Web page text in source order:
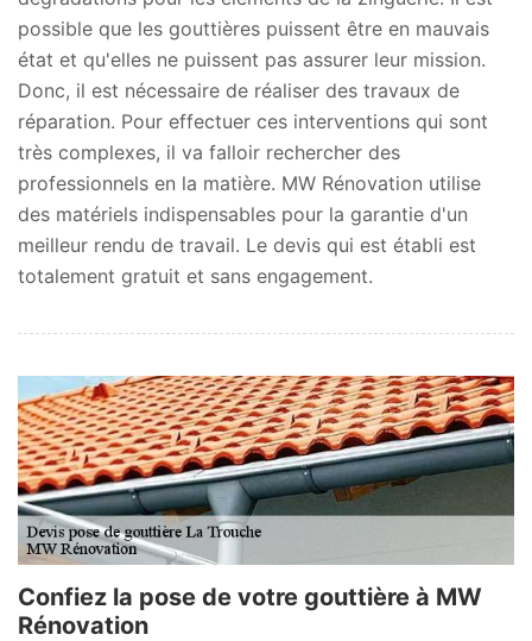
possible que les gouttières puissent être en mauvais
état et qu'elles ne puissent pas assurer leur mission.
Donc, il est nécessaire de réaliser des travaux de
réparation. Pour effectuer ces interventions qui sont
très complexes, il va falloir rechercher des
professionnels en la matière. MW Rénovation utilise
des matériels indispensables pour la garantie d'un
meilleur rendu de travail. Le devis qui est établi est
totalement gratuit et sans engagement.
Confiez la pose de votre gouttière à MW
Rénovation